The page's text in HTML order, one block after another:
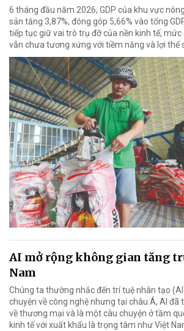
6 tháng đầu năm 2026, GDP của khu vực
sản tăng 3,87%, đóng góp 5,66% vào tổng
tiếp tục giữ vai trò trụ đỡ của nền kinh tế,
vẫn chưa tương xứng với tiềm năng và lợi thế
AI mở rộng không gian tăng
Nam
Chúng ta thường nhắc đến trí tuệ nhân tạo
chuyện về công nghệ nhưng tại châu Á, AI đã
về thương mại và là một câu chuyện ở tầm
kinh tế với xuất khẩu là trọng tâm như Việt